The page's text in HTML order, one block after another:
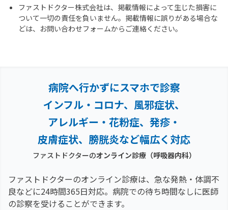
ファストドクター株式会社は、掲載情報によって生じた損害に
ついて一切の責任を負いません。掲載情報に誤りがある場合な
どは、お問い合わせフォームからご連絡ください。
病院へ行かずにスマホで診察
インフル・コロナ、風邪症状、
アレルギー・花粉症、 発疹・
皮膚症状、膀胱炎など幅広く対応
ファストドクターのオンライン診療（呼吸器内科）
ファストドクターのオンライン診療は、急な発熱・体調不
良などに24時間365日対応。 病院での待ち時間なしに医師
の診察を受けることができます。